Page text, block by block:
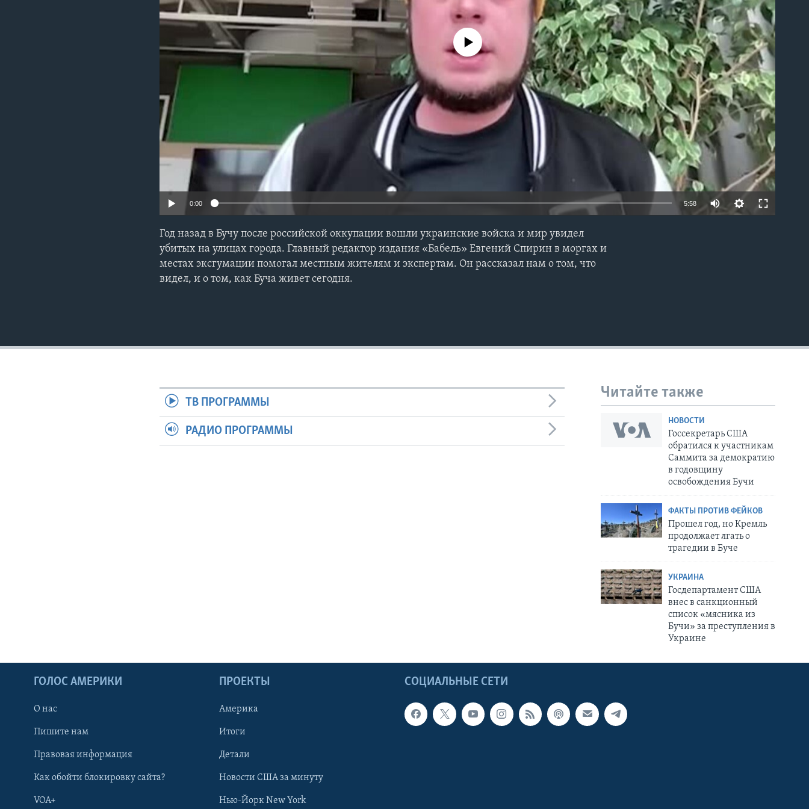
No media source currently available
0:00 5:58
Год назад в Бучу после российской оккупации вошли украинские войска и мир увидел
убитых на улицах города. Главный редактор издания «Бабель» Евгений Спирин в моргах и
местах эксгумации помогал местным жителям и экспертам. Он рассказал нам о том, что
видел, и о том, как Буча живет сегодня.
Читайте также
НОВОСТИ
Госсекретарь США
обратился к участникам
Саммита за демократию
в годовщину
освобождения Бучи
ФАКТЫ ПРОТИВ ФЕЙКОВ
Прошел год, но Кремль
продолжает лгать о
трагедии в Буче
УКРАИНА
Госдепартамент США
внес в санкционный
список «‎мясника из
Бучи» за преступления в
Украине
ТВ ПРОГРАММЫ
РАДИО ПРОГРАММЫ
СОЦИАЛЬНЫЕ СЕТИ
ГОЛОС АМЕРИКИ
О нас
Пишите нам
Правовая информация
Как обойти блокировку сайта?
VOA+
ПРОЕКТЫ
Америка
Итоги
Детали
Новости США за минуту
Нью-Йорк New York